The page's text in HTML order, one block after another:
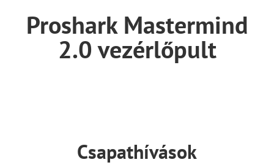
Proshark Mastermind
2.0 vezérlőpult
Csapathívások